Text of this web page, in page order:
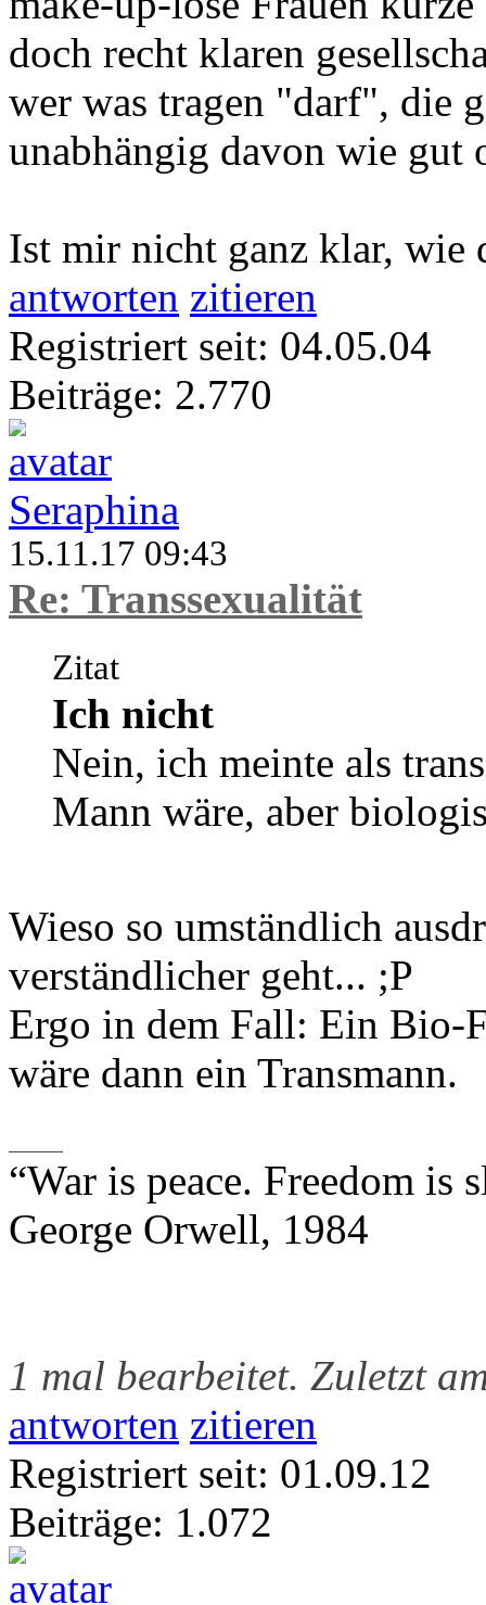
doch recht klaren
wer was tragen "darf", die
unabhängig davon wie gut
Ist mir nicht ganz klar, wie
antworten zitieren
Registriert seit: 04.05.04
Beiträge: 2.770
Seraphina
15.11.17 09:43
Re: Transsexualität
Zitat
Ich nicht
Nein, ich meinte als
Mann wäre, aber
Wieso so umständlich
verständlicher geht... ;P
Ergo in dem Fall: Ein Bio-
wäre dann ein Transmann.
“War is peace. Freedom
George Orwell, 1984
1 mal bearbeitet. Zuletzt
antworten zitieren
Registriert seit: 01.09.12
Beiträge: 1.072